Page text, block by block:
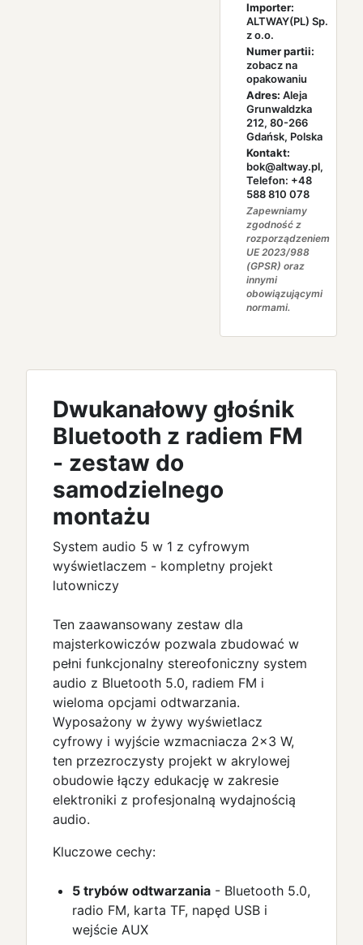
Importer:
ALTWAY(PL) Sp.
z o.o.
Numer partii:
zobacz na
opakowaniu
Adres: Aleja
Grunwaldzka
212, 80-266
Gdańsk, Polska
Kontakt:
bok@altway.pl,
Telefon: +48
588 810 078
Zapewniamy
zgodność z
rozporządzeniem
UE 2023/988
(GPSR) oraz
innymi
obowiązującymi
normami.
Dwukanałowy głośnik
Bluetooth z radiem FM
- zestaw do
samodzielnego
montażu
System audio 5 w 1 z cyfrowym
wyświetlaczem - kompletny projekt
lutowniczy
Ten zaawansowany zestaw dla
majsterkowiczów pozwala zbudować w
pełni funkcjonalny stereofoniczny system
audio z Bluetooth 5.0, radiem FM i
wieloma opcjami odtwarzania.
Wyposażony w żywy wyświetlacz
cyfrowy i wyjście wzmacniacza 2×3 W,
ten przezroczysty projekt w akrylowej
obudowie łączy edukację w zakresie
elektroniki z profesjonalną wydajnością
audio.
Kluczowe cechy:
5 trybów odtwarzania - Bluetooth 5.0,
radio FM, karta TF, napęd USB i
wejście AUX